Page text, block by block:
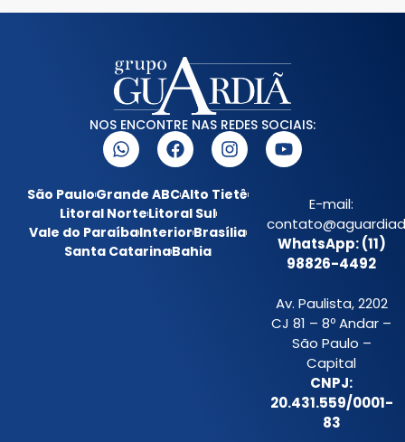
NOS ENCONTRE NAS REDES SOCIAIS:
São PauloGrande ABCAlto Tietê
Litoral NorteLitoral Sul
Vale do ParaíbaInteriorBrasília
Santa CatarinaBahia
E-mail:
WhatsApp: (11)
98826-4492
Av. Paulista, 2202
CJ 81 – 8º Andar –
São Paulo –
Capital
CNPJ:
20.431.559/0001-
83